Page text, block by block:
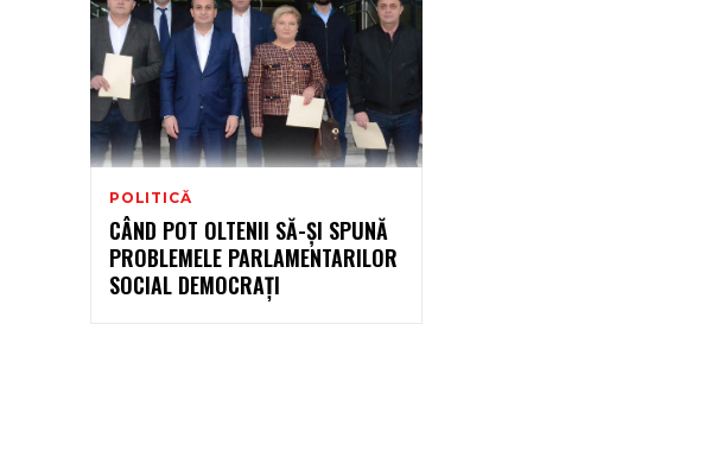
POLITICĂ
CÂND POT OLTENII SĂ-ȘI SPUNĂ
PROBLEMELE PARLAMENTARILOR
SOCIAL DEMOCRAȚI